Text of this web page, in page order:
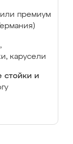
или премиум
карусели
стойки и